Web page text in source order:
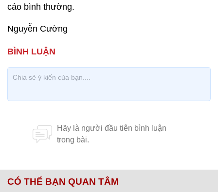
cáo bình thường.
Nguyễn Cường
CÓ THỂ BẠN QUAN TÂM